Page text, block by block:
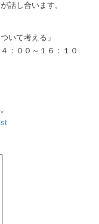
話し合います。
いて考える」
００～１６：１０
ンパス